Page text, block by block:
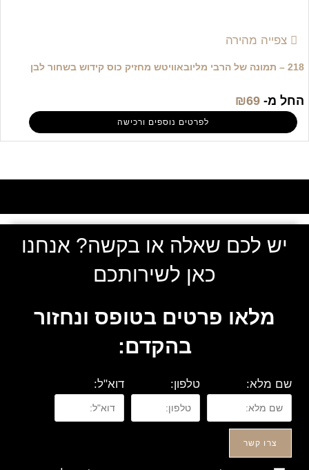
צפייה מהירה
218 – תמונה של הרבי מליובאוויטש מחזיק כוס קידוש בשחור לבן
החל מ- ₪69
לפרטים נוספים ורכישה
יש לכם שאלה או בקשה? אנחנו
כאן לשירותכם
מלאו פרטים בטופס ונחזור
בהקדם:
שם מלא: טלפון: דוא"ל:
צרו קשר